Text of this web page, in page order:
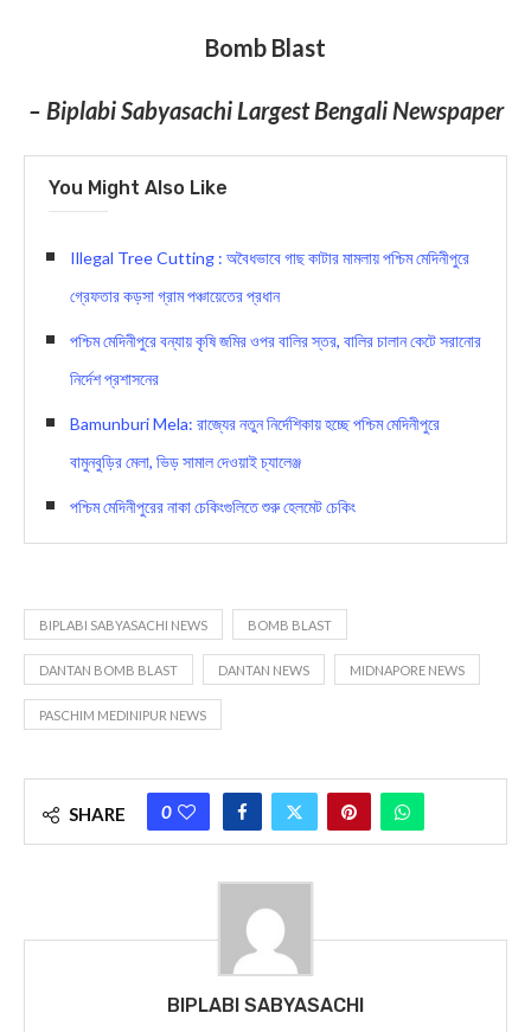
Bomb Blast
– Biplabi Sabyasachi Largest Bengali Newspaper
You Might Also Like
Illegal Tree Cutting : অবৈধভাবে গাছ কাটার মামলায় পশ্চিম মেদিনীপুরে
গ্রেফতার কড়সা গ্রাম পঞ্চায়েতের প্রধান
পশ্চিম মেদিনীপুরে বন্যায় কৃষি জমির ওপর বালির স্তর, বালির চালান কেটে সরানোর
নির্দেশ প্রশাসনের
Bamunburi Mela: রাজ্যের নতুন নির্দেশিকায় হচ্ছে পশ্চিম মেদিনীপুরে
বামুনবুড়ির মেলা, ভিড় সামাল দেওয়াই চ্যালেঞ্জ
পশ্চিম মেদিনীপুরের নাকা চেকিংগুলিতে শুরু হেলমেট চেকিং
BIPLABI SABYASACHI NEWS BOMB BLAST
DANTAN BOMB BLAST DANTAN NEWS MIDNAPORE NEWS
PASCHIM MEDINIPUR NEWS
SHARE 0
BIPLABI SABYASACHI